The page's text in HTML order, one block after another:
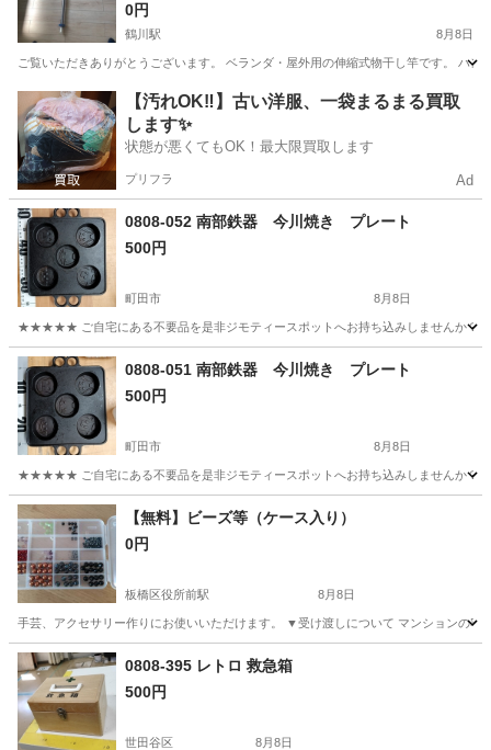
0円
鶴川駅 8月8日
ご覧いただきありがとうございます。 ベランダ・屋外用の伸縮式物干し竿です。 ハ
東京 町田市 鶴川駅 洗濯用品
【汚れOK‼️】古い洋服、一袋まるまる買取
します✨
状態が悪くてもOK！最大限買取します
プリフラ Ad
0808-052 南部鉄器 今川焼き プレート
500円
町田市 8月8日
★★★★★ ご自宅にある不要品を是非ジモティースポットへお持ち込みしませんか？
東京 町田市 現地
0808-051 南部鉄器 今川焼き プレート
500円
町田市 8月8日
★★★★★ ご自宅にある不要品を是非ジモティースポットへお持ち込みしませんか？
東京 町田市 調理器具 現地
【無料】ビーズ等（ケース入り）
0円
板橋区役所前駅 8月8日
手芸、アクセサリー作りにお使いいただけます。 ▼受け渡しについて マンションの
東京 板橋区 板橋区役所前駅 その他
0808-395 レトロ 救急箱
500円
世田谷区 8月8日